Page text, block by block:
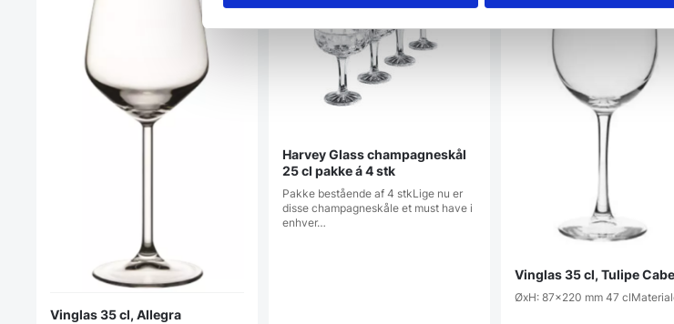
Vinglas 35 cl, Allegra
Harvey Glass champagneskål
25 cl pakke á 4 stk
Pakke bestående af 4 stkLige nu er
disse champagneskåle et must have i
enhver…
Vinglas 35 cl, Tulipe
ØxH: 87x220 mm 47